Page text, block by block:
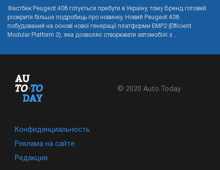
Фастбек Peugeot 408 готується прибути в Україну, тому Бренд готовий
розкрити більше подробиць про новинку. Новий Peugeot 408
побудований на основі нової генерації платформи EMP2 (Efficient
Modular Platform 2), яка дозволяє створювати автомобілі з ...
© 2020 Auto.Today
Конфиденциальность
Реклама на сайте
Редакция